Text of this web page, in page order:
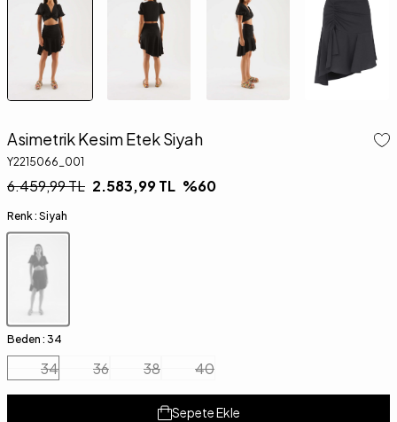
Asimetrik Kesim Etek Siyah
Y2215066_001
6.459,99TL 2.583,99TL %60
Renk : Siyah
Beden : 34
34 36 38 40
Sepete Ekle